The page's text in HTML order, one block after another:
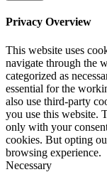
Privacy Overview
This website uses
navigate through the
categorized as
essential for the
also use third-party
you use this website.
only with your
cookies. But opting
browsing experience.
Necessary